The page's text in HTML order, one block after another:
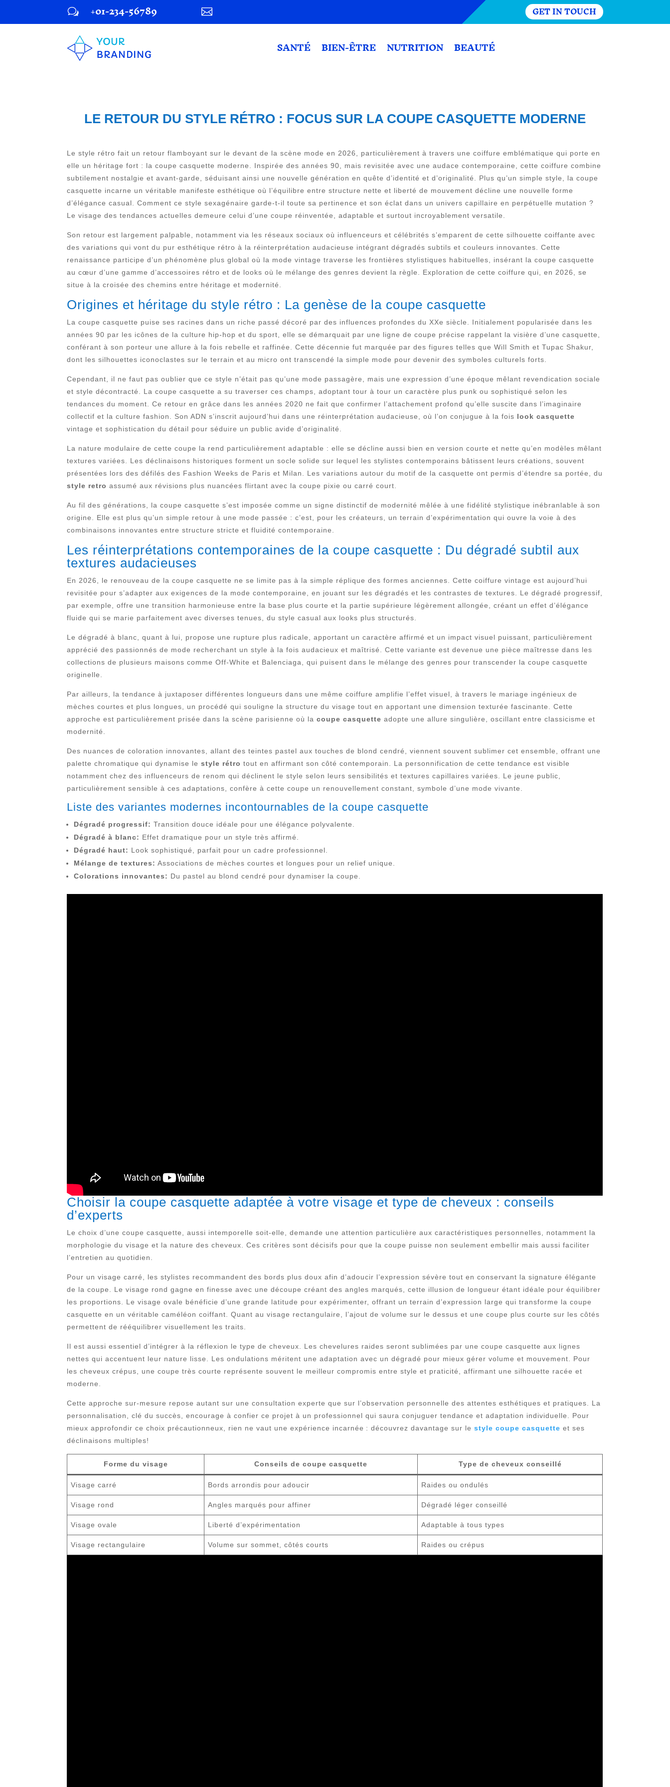
w +01-234-56789  GET IN TOUCH
SANTÉ BIEN-ÊTRE NUTRITION BEAUTÉ
LE RETOUR DU STYLE RÉTRO : FOCUS SUR LA COUPE CASQUETTE MODERNE
Le style rétro fait un retour flamboyant sur le devant de la scène mode en 2026, particulièrement à travers une coiffure emblématique qui porte en
elle un héritage fort : la coupe casquette moderne. Inspirée des années 90, mais revisitée avec une audace contemporaine, cette coiffure combine
subtilement nostalgie et avant-garde, séduisant ainsi une nouvelle génération en quête d’identité et d’originalité. Plus qu’un simple style, la coupe
casquette incarne un véritable manifeste esthétique où l’équilibre entre structure nette et liberté de mouvement décline une nouvelle forme
d’élégance casual. Comment ce style sexagénaire garde-t-il toute sa pertinence et son éclat dans un univers capillaire en perpétuelle mutation ?
Le visage des tendances actuelles demeure celui d’une coupe réinventée, adaptable et surtout incroyablement versatile.
Son retour est largement palpable, notamment via les réseaux sociaux où influenceurs et célébrités s’emparent de cette silhouette coiffante avec
des variations qui vont du pur esthétique rétro à la réinterprétation audacieuse intégrant dégradés subtils et couleurs innovantes. Cette
renaissance participe d’un phénomène plus global où la mode vintage traverse les frontières stylistiques habituelles, insérant la coupe casquette
au cœur d’une gamme d’accessoires rétro et de looks où le mélange des genres devient la règle. Exploration de cette coiffure qui, en 2026, se
situe à la croisée des chemins entre héritage et modernité.
Origines et héritage du style rétro : La genèse de la coupe casquette
La coupe casquette puise ses racines dans un riche passé décoré par des influences profondes du XXe siècle. Initialement popularisée dans les
années 90 par les icônes de la culture hip-hop et du sport, elle se démarquait par une ligne de coupe précise rappelant la visière d’une casquette,
conférant à son porteur une allure à la fois rebelle et raffinée. Cette décennie fut marquée par des figures telles que Will Smith et Tupac Shakur,
dont les silhouettes iconoclastes sur le terrain et au micro ont transcendé la simple mode pour devenir des symboles culturels forts.
Cependant, il ne faut pas oublier que ce style n’était pas qu’une mode passagère, mais une expression d’une époque mêlant revendication sociale
et style décontracté. La coupe casquette a su traverser ces champs, adoptant tour à tour un caractère plus punk ou sophistiqué selon les
tendances du moment. Ce retour en grâce dans les années 2020 ne fait que confirmer l’attachement profond qu’elle suscite dans l’imaginaire
collectif et la culture fashion. Son ADN s’inscrit aujourd’hui dans une réinterprétation audacieuse, où l’on conjugue à la fois look casquette
vintage et sophistication du détail pour séduire un public avide d’originalité.
La nature modulaire de cette coupe la rend particulièrement adaptable : elle se décline aussi bien en version courte et nette qu’en modèles mêlant
textures variées. Les déclinaisons historiques forment un socle solide sur lequel les stylistes contemporains bâtissent leurs créations, souvent
présentées lors des défilés des Fashion Weeks de Paris et Milan. Les variations autour du motif de la casquette ont permis d’étendre sa portée, du
style retro assumé aux révisions plus nuancées flirtant avec la coupe pixie ou carré court.
Au fil des générations, la coupe casquette s’est imposée comme un signe distinctif de modernité mêlée à une fidélité stylistique inébranlable à son
origine. Elle est plus qu’un simple retour à une mode passée : c’est, pour les créateurs, un terrain d’expérimentation qui ouvre la voie à des
combinaisons innovantes entre structure stricte et fluidité contemporaine.
Les réinterprétations contemporaines de la coupe casquette : Du dégradé subtil aux
textures audacieuses
En 2026, le renouveau de la coupe casquette ne se limite pas à la simple réplique des formes anciennes. Cette coiffure vintage est aujourd’hui
revisitée pour s’adapter aux exigences de la mode contemporaine, en jouant sur les dégradés et les contrastes de textures. Le dégradé progressif,
par exemple, offre une transition harmonieuse entre la base plus courte et la partie supérieure légèrement allongée, créant un effet d’élégance
fluide qui se marie parfaitement avec diverses tenues, du style casual aux looks plus structurés.
Le dégradé à blanc, quant à lui, propose une rupture plus radicale, apportant un caractère affirmé et un impact visuel puissant, particulièrement
apprécié des passionnés de mode recherchant un style à la fois audacieux et maîtrisé. Cette variante est devenue une pièce maîtresse dans les
collections de plusieurs maisons comme Off-White et Balenciaga, qui puisent dans le mélange des genres pour transcender la coupe casquette
originelle.
Par ailleurs, la tendance à juxtaposer différentes longueurs dans une même coiffure amplifie l’effet visuel, à travers le mariage ingénieux de
mèches courtes et plus longues, un procédé qui souligne la structure du visage tout en apportant une dimension texturée fascinante. Cette
approche est particulièrement prisée dans la scène parisienne où lacoupe casquette adopte une allure singulière, oscillant entre classicisme et
modernité.
Des nuances de coloration innovantes, allant des teintes pastel aux touches de blond cendré, viennent souvent sublimer cet ensemble, offrant une
palette chromatique qui dynamise lestyle rétro tout en affirmant son côté contemporain. La personnification de cette tendance est visible
notamment chez des influenceurs de renom qui déclinent le style selon leurs sensibilités et textures capillaires variées. Le jeune public,
particulièrement sensible à ces adaptations, confère à cette coupe un renouvellement constant, symbole d’une mode vivante.
Liste des variantes modernes incontournables de la coupe casquette
Dégradé progressif: Transition douce idéale pour une élégance polyvalente.
Dégradé à blanc: Effet dramatique pour un style très affirmé.
Dégradé haut: Look sophistiqué, parfait pour un cadre professionnel.
Mélange de textures: Associations de mèches courtes et longues pour un relief unique.
Colorations innovantes: Du pastel au blond cendré pour dynamiser la coupe.
Choisir la coupe casquette adaptée à votre visage et type de cheveux : conseils
d’experts
Le choix d’une coupe casquette, aussi intemporelle soit-elle, demande une attention particulière aux caractéristiques personnelles, notamment la
morphologie du visage et la nature des cheveux. Ces critères sont décisifs pour que la coupe puisse non seulement embellir mais aussi faciliter
l’entretien au quotidien.
Pour un visage carré, les stylistes recommandent des bords plus doux afin d’adoucir l’expression sévère tout en conservant la signature élégante
de la coupe. Le visage rond gagne en finesse avec une découpe créant des angles marqués, cette illusion de longueur étant idéale pour équilibrer
les proportions. Le visage ovale bénéficie d’une grande latitude pour expérimenter, offrant un terrain d’expression large qui transforme la coupe
casquette en un véritable caméléon coiffant. Quant au visage rectangulaire, l’ajout de volume sur le dessus et une coupe plus courte sur les côtés
permettent de rééquilibrer visuellement les traits.
Il est aussi essentiel d’intégrer à la réflexion le type de cheveux. Les chevelures raides seront sublimées par une coupe casquette aux lignes
nettes qui accentuent leur nature lisse. Les ondulations méritent une adaptation avec un dégradé pour mieux gérer volume et mouvement. Pour
les cheveux crépus, une coupe très courte représente souvent le meilleur compromis entre style et praticité, affirmant une silhouette racée et
moderne.
Cette approche sur-mesure repose autant sur une consultation experte que sur l’observation personnelle des attentes esthétiques et pratiques. La
personnalisation, clé du succès, encourage à confier ce projet à un professionnel qui saura conjuguer tendance et adaptation individuelle. Pour
mieux approfondir ce choix précautionneux, rien ne vaut une expérience incarnée : découvrez davantage sur lestyle coupe casquette et ses
déclinaisons multiples!
Forme du visage Conseils de coupe casquette Type de cheveux conseillé
Visage carré Bords arrondis pour adoucir Raides ou ondulés
Visage rond Angles marqués pour affiner Dégradé léger conseillé
Visage ovale Liberté d’expérimentation Adaptable à tous types
Visage rectangulaire Volume sur sommet, côtés courts Raides ou crépus